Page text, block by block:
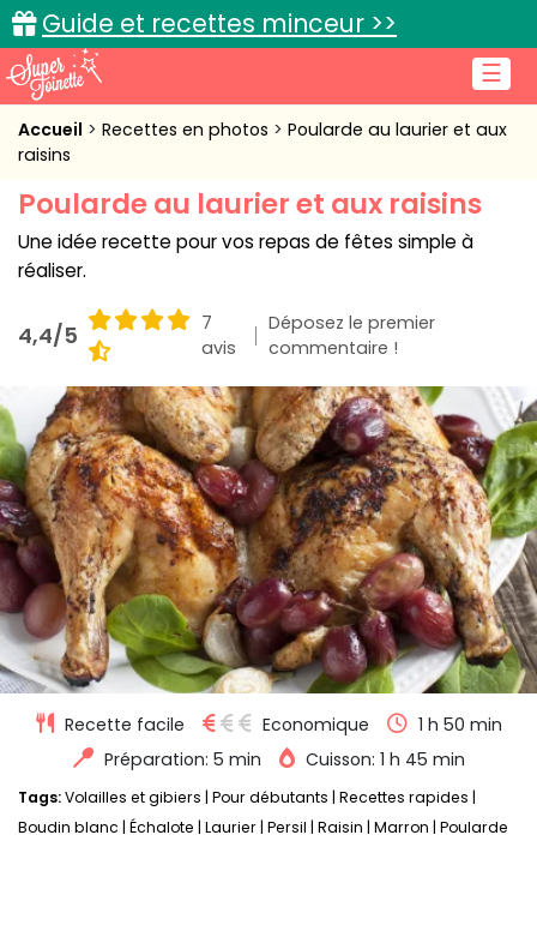
☰
Guide et recettes minceur >>
Accueil
Cuisine pratique
L'actu cuisine
Connexion
Accueil Recettes en photos
Poularde au laurier et aux
raisins
Poularde au laurier et aux raisins
Une idée recette pour vos repas de fêtes simple à
réaliser.
4,4/5
7
avis
Déposez le premier
commentaire !
Recette facile Economique
1 h 50 min
Préparation: 5 min
Cuisson: 1 h 45 min
Tags:Volailles et gibiers Pour débutants Recettes rapides
Boudin blanc Échalote Laurier Persil Raisin Marron Poularde